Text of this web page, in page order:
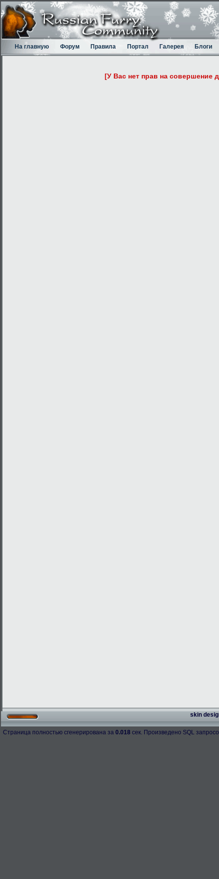
На главную Форум Правила Портал Галерея Блоги
[У Вас нет прав на совершение
skin
Страница полностью сгенерирована за 0.018 сек. Произведено SQL